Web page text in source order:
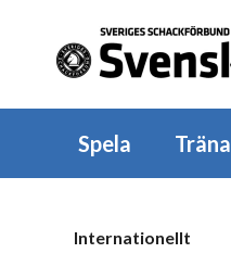
Spela Träna
Internationellt